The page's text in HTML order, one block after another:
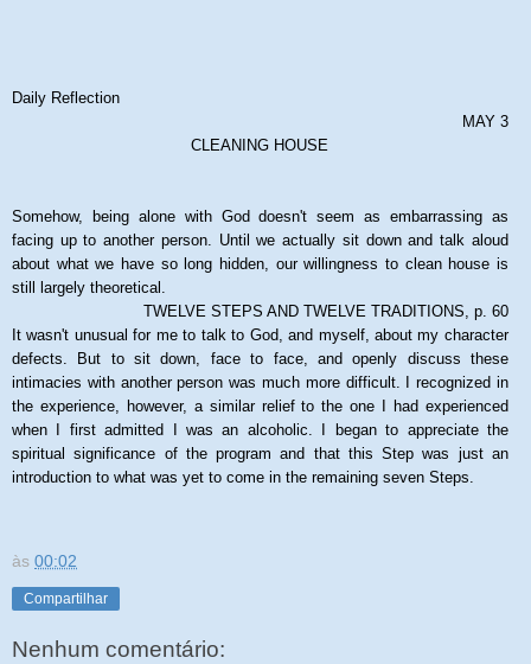
Daily Reflection
MAY 3
CLEANING HOUSE
Somehow, being alone with God doesn't seem as embarrassing as
facing up to another person. Until we actually sit down and talk aloud
about what we have so long hidden, our willingness to clean house is
still largely theoretical.
TWELVE STEPS AND TWELVE TRADITIONS, p. 60
It wasn't unusual for me to talk to God, and myself, about my character
defects. But to sit down, face to face, and openly discuss these
intimacies with another person was much more difficult. I recognized in
the experience, however, a similar relief to the one I had experienced
when I first admitted I was an alcoholic. I began to appreciate the
spiritual significance of the program and that this Step was just an
introduction to what was yet to come in the remaining seven Steps.
às 00:02
Compartilhar
Nenhum comentário: